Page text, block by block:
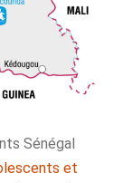
Sénégal
et